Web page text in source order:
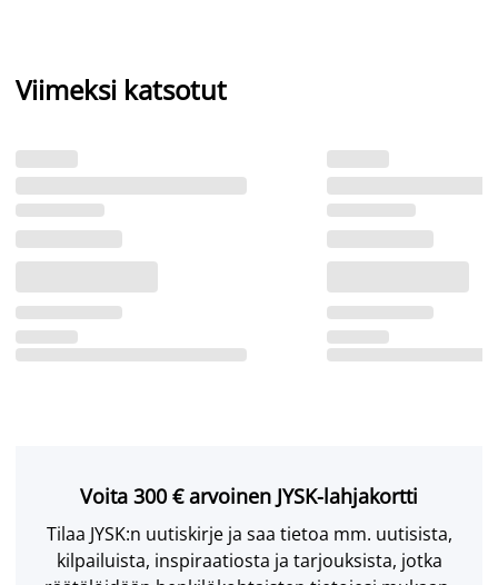
Viimeksi katsotut
Voita 300 € arvoinen JYSK-lahjakortti
Tilaa JYSK:n uutiskirje ja saa tietoa mm. uutisista,
kilpailuista, inspiraatiosta ja tarjouksista, jotka